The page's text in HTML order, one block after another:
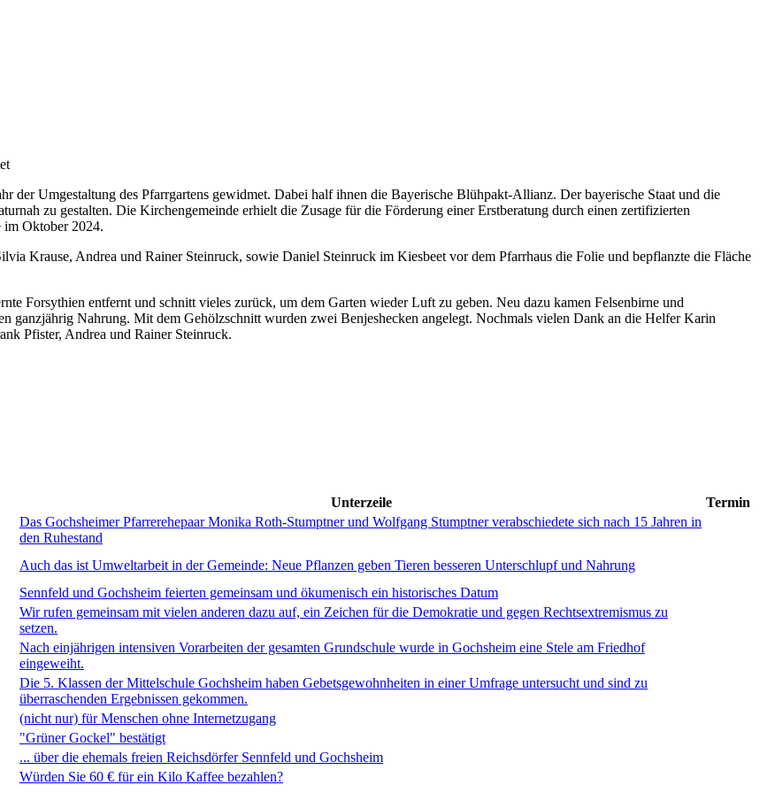
der Umgestaltung des Pfarrgartens gewidmet. Dabei half ihnen die Bayerische Blühpakt-Allianz. Der bayerische Staat und die
zu gestalten. Die Kirchengemeinde erhielt die Zusage für die Förderung einer Erstberatung durch einen zertifizierten
im Oktober 2024.
Krause, Andrea und Rainer Steinruck, sowie Daniel Steinruck im Kiesbeet vor dem Pfarrhaus die Folie und bepflanzte die Fläche
Forsythien entfernt und schnitt vieles zurück, um dem Garten wieder Luft zu geben. Neu dazu kamen Felsenbirne und
ganzjährig Nahrung. Mit dem Gehölzschnitt wurden zwei Benjeshecken angelegt. Nochmals vielen Dank an die Helfer Karin
Pfister, Andrea und Rainer Steinruck.
Unterzeile
Termin
Das Gochsheimer Pfarrerehepaar Monika Roth-Stumptner und Wolfgang Stumptner verabschiedete sich nach 15 Jahren in
den Ruhestand
Auch das ist Umweltarbeit in der Gemeinde: Neue Pflanzen geben Tieren besseren Unterschlupf und Nahrung
Sennfeld und Gochsheim feierten gemeinsam und ökumenisch ein historisches Datum
Wir rufen gemeinsam mit vielen anderen dazu auf, ein Zeichen für die Demokratie und gegen Rechtsextremismus zu
setzen.
Nach einjährigen intensiven Vorarbeiten der gesamten Grundschule wurde in Gochsheim eine Stele am Friedhof
eingeweiht.
Die 5. Klassen der Mittelschule Gochsheim haben Gebetsgewohnheiten in einer Umfrage untersucht und sind zu
überraschenden Ergebnissen gekommen.
(nicht nur) für Menschen ohne Internetzugang
"Grüner Gockel" bestätigt
... über die ehemals freien Reichsdörfer Sennfeld und Gochsheim
Würden Sie 60 € für ein Kilo Kaffee bezahlen?